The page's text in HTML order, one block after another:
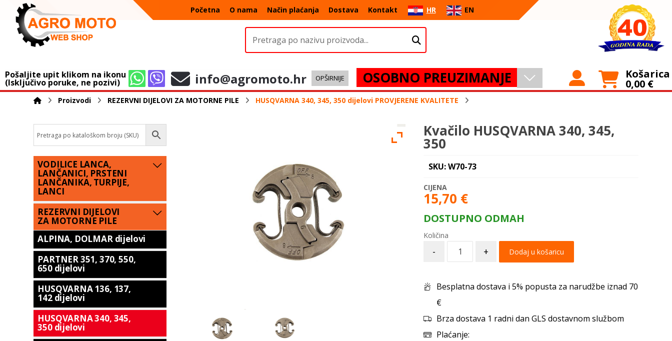
Početna O nama Način plaćanja Dostava Kontakt HR EN
Pošaljite upit klikom na ikonu
(Isključivo poruke, ne pozivi) info@agromoto.hr OPŠIRNIJE OSOBNO PREUZIMANJE Košarica
0,00 €
Proizvodi REZERVNI DIJELOVI ZA MOTORNE PILE HUSQVARNA 340, 345, 350 dijelovi PROVJERENE KVALITETE
Kvačilo HUSQVARNA 340, 345,
350
SKU: W70-73
15,70 €
DOSTUPNO ODMAH
- + Dodaj u košaricu
Besplatna dostava i 5% popusta za narudžbe iznad 70
€
Brza dostava 1 radni dan GLS dostavnom službom
Plaćanje:
VODILICE LANCA,
LANČANICI, PRSTENI
LANČANIKA, TURPIJE,
LANCI
REZERVNI DIJELOVI
ZA MOTORNE PILE
ALPINA, DOLMAR dijelovi
PARTNER 351, 370, 550,
650 dijelovi
HUSQVARNA 136, 137,
142 dijelovi
HUSQVARNA 340, 345,
350 dijelovi